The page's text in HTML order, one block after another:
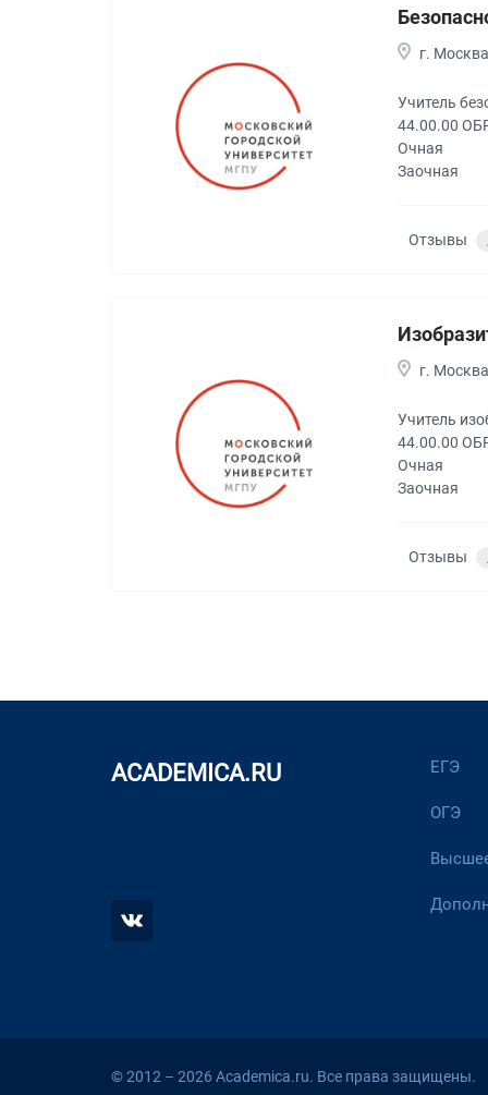
г.
Учитель
44.00.00
Очная
Заочная
Отзывы
г.
Учитель
44.00.00
Очная
Заочная
Отзывы
ACADEMICA.RU ЕГЭ
ОГЭ
© 2012 – 2026 Academica.ru. Все права защищены.